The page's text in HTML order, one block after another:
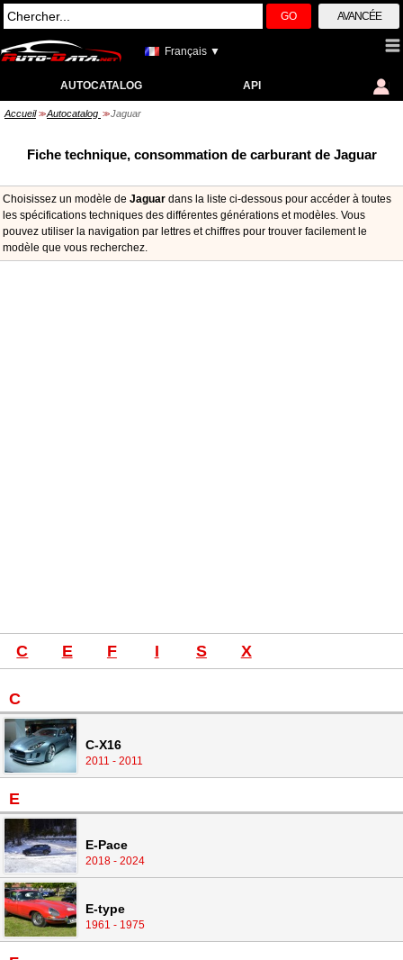
GO AVANCÉE
Français ▼
AUTOCATALOG API
Accueil >> Autocatalog >> Jaguar
Fiche technique, consommation de carburant de Jaguar
Choisissez un modèle de Jaguar dans la liste ci-dessous pour accéder à toutes
les spécifications techniques des différentes générations et modèles. Vous
pouvez utiliser la navigation par lettres et chiffres pour trouver facilement le
modèle que vous recherchez.
C E F I S X
C
C-X16
2011 - 2011
E
E-Pace
2018 - 2024
E-type
1961 - 1975